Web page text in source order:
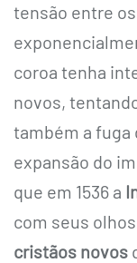
tensão entre
coroa tenha
novos,
também a fuga
expansão do
que em 1536 a
com seus
cristãos novos